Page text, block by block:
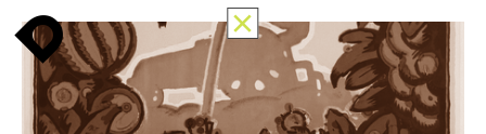
enroute enroute
ALLE
MEMORIES
OF
RACISM
close